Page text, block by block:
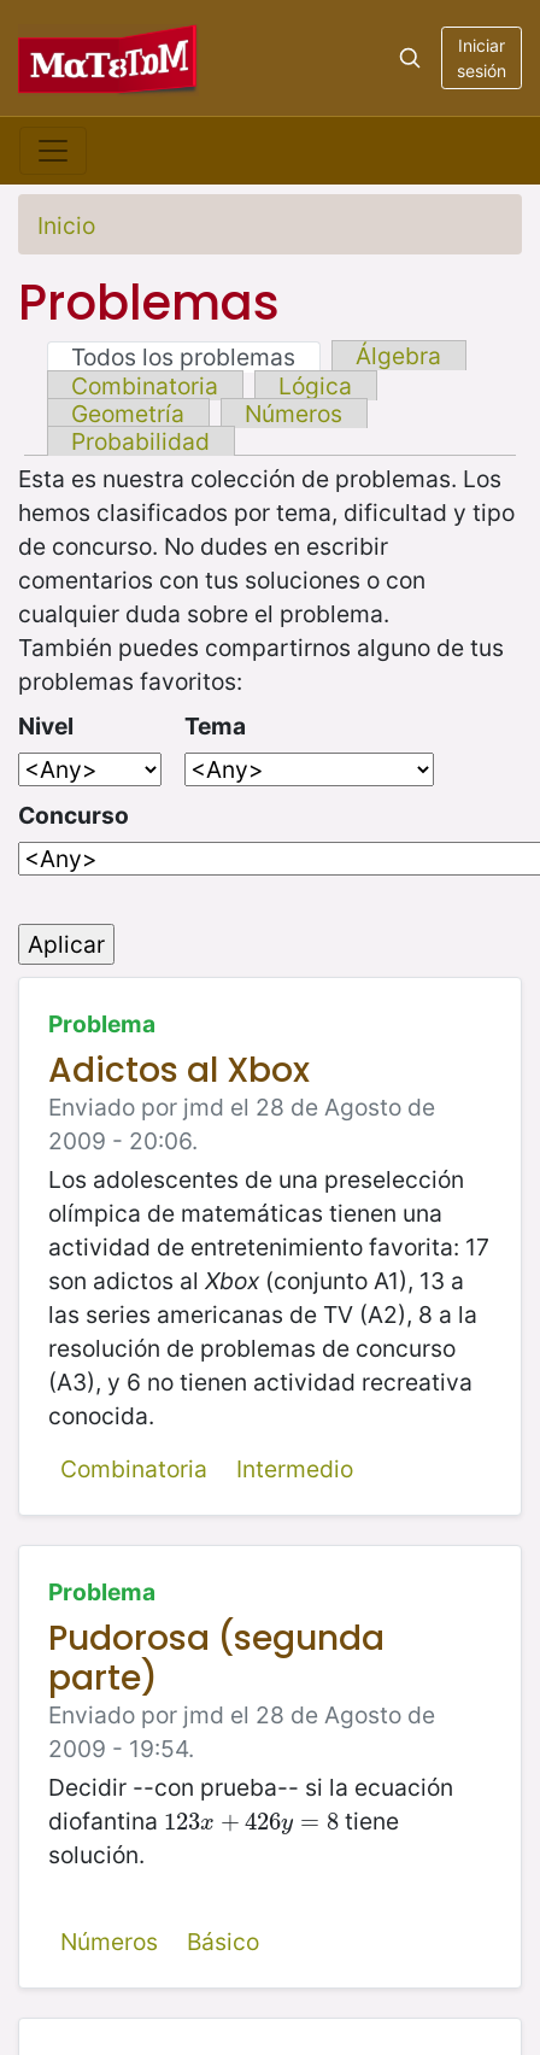
Iniciar
sesión
Inicio
Problemas
Todos los problemas
Álgebra
Combinatoria
Lógica
Geometría
Números
Probabilidad
Esta es nuestra colección de problemas. Los
hemos clasificados por tema, dificultad y tipo
de concurso. No dudes en escribir
comentarios con tus soluciones o con
cualquier duda sobre el problema.
También puedes compartirnos alguno de tus
problemas favoritos:
Nivel
Tema
Concurso
Problema
Adictos al Xbox
Enviado por jmd el 28 de Agosto de
2009 - 20:06.
Los adolescentes de una preselección
olímpica de matemáticas tienen una
actividad de entretenimiento favorita: 17
son adictos al Xbox(conjunto A1), 13 a
las series americanas de TV (A2), 8 a la
resolución de problemas de concurso
(A3), y 6 no tienen actividad recreativa
conocida.
Combinatoria
Intermedio
Problema
Pudorosa (segunda
parte)
Enviado por jmd el 28 de Agosto de
2009 - 19:54.
Decidir --con prueba-- si la ecuación
diofantina 123x + 426y = 8
123x +426y=8
tiene
solución.
Números Básico